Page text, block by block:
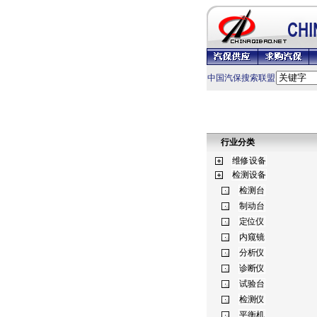
中国汽保搜索联盟
行业分类